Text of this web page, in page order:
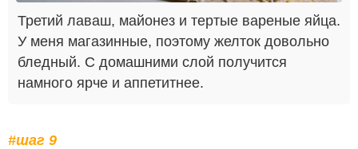
Третий лаваш, майонез и тертые вареные яйца.
У меня магазинные, поэтому желток довольно
бледный. С домашними слой получится
намного ярче и аппетитнее.
#шаг 9